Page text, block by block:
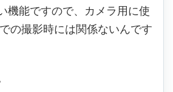
機能ですので、カメラ用に使
の撮影時には関係ないんです